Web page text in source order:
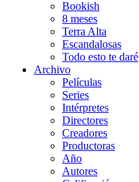
Bookish
8 meses
Terra Alta
Escandalosas
Todo esto te daré
Archivo
Películas
Series
Intérpretes
Directores
Creadores
Productoras
Año
Autores